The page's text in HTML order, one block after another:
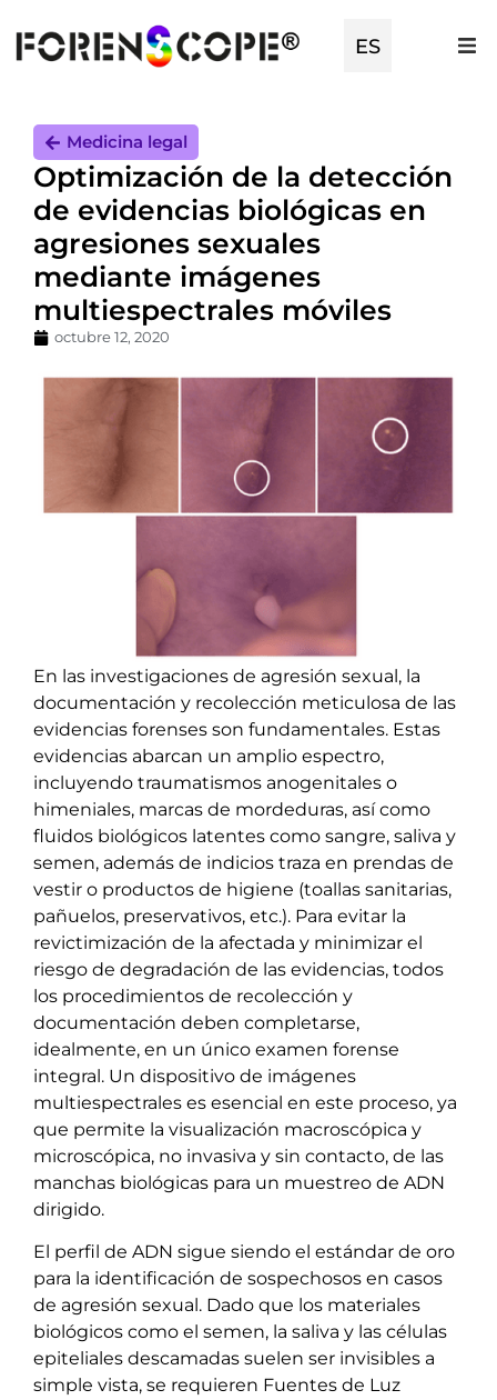
ES
TR
Medicina legal
Optimización de la detección
de evidencias biológicas en
agresiones sexuales
mediante imágenes
multiespectrales móviles
octubre 12, 2020
En las investigaciones de agresión sexual, la
documentación y recolección meticulosa de las
evidencias forenses son fundamentales. Estas
evidencias abarcan un amplio espectro,
incluyendo traumatismos anogenitales o
himeniales, marcas de mordeduras, así como
fluidos biológicos latentes como sangre, saliva y
semen, además de indicios traza en prendas de
vestir o productos de higiene (toallas sanitarias,
pañuelos, preservativos, etc.). Para evitar la
revictimización de la afectada y minimizar el
riesgo de degradación de las evidencias, todos
los procedimientos de recolección y
documentación deben completarse,
idealmente, en un único examen forense
integral. Un dispositivo de imágenes
multiespectrales es esencial en este proceso, ya
que permite la visualización macroscópica y
microscópica, no invasiva y sin contacto, de las
manchas biológicas para un muestreo de ADN
dirigido.
El perfil de ADN sigue siendo el estándar de oro
para la identificación de sospechosos en casos
de agresión sexual. Dado que los materiales
biológicos como el semen, la saliva y las células
epiteliales descamadas suelen ser invisibles a
simple vista, se requieren Fuentes de Luz